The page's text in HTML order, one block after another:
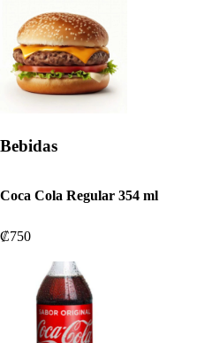
Bebidas
Coca Cola Regular 354 ml
₡750